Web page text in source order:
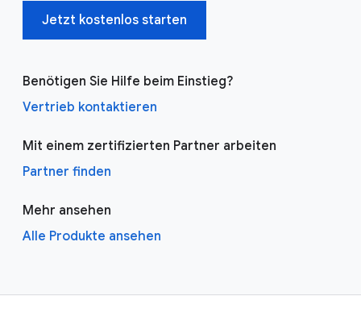
Jetzt kostenlos starten
Benötigen Sie Hilfe beim Einstieg?
Vertrieb kontaktieren
Mit einem zertifizierten Partner arbeiten
Partner finden
Mehr ansehen
Alle Produkte ansehen